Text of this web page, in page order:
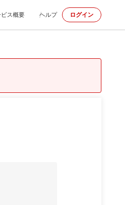
ス概要 ヘルプ ログイン